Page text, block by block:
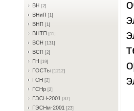
BH [2]
BHиП [1]
BHП [1]
BHTП [11]
BCH [131]
BCП [2]
ГH [19]
ГOCTы [1212]
ГCH [2]
ГCHp [2]
ГЭCH-2001 [37]
ГЭCHм-2001 [23]